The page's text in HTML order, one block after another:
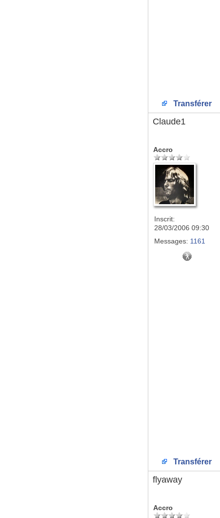
Transférer
Claude1
Accro
Inscrit:
28/03/2006 09:30
Messages: 1161
Transférer
flyaway
Accro